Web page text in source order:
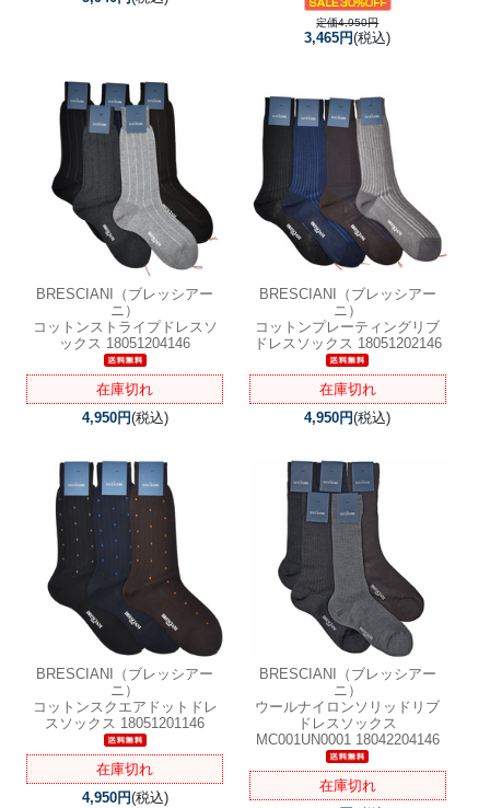
定価4,950円
3,465円(税込)
BRESCIANI（ブレッシアー
ニ）
コットンストライプドレスソ
ックス 18051204146
在庫切れ
4,950円(税込)
BRESCIANI（ブレッシアー
ニ）
コットンプレーティングリブ
ドレスソックス 18051202146
在庫切れ
4,950円(税込)
BRESCIANI（ブレッシアー
ニ）
コットンスクエアドットドレ
スソックス 18051201146
在庫切れ
4,950円(税込)
BRESCIANI（ブレッシアー
ニ）
ウールナイロンソリッドリブ
ドレスソックス
MC001UN0001 18042204146
在庫切れ